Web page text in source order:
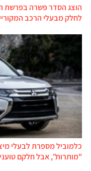
לחלק מבעלי הרכב
כלמוביל מספרת לבעלי
"מותרות", אבל חלקם